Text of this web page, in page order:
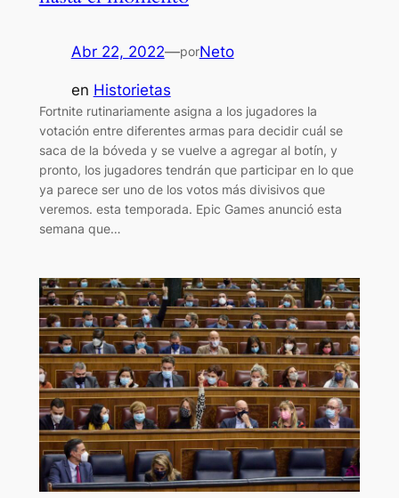
Abr 22, 2022—porNeto
en Historietas
Fortnite rutinariamente asigna a los jugadores la
votación entre diferentes armas para decidir cuál se
saca de la bóveda y se vuelve a agregar al botín, y
pronto, los jugadores tendrán que participar en lo que
ya parece ser uno de los votos más divisivos que
veremos. esta temporada. Epic Games anunció esta
semana que…